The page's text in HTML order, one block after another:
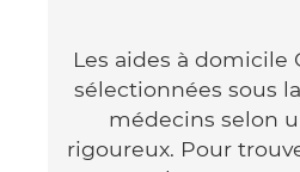
Les aides à domicile
sélectionnées sous
médecins selon
rigoureux. Pour